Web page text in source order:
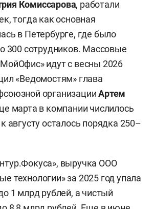
Комиссарова, работали
тогда как основная
в Петербурге, где было
300 сотрудников. Массовые
идут с весны 2026
«Ведомостям» глава
организацииАртем
марта в компании числилось
августу осталось порядка 250–
выручка ООО
технологии» за 2025 год упала
1 млрд рублей, а чистый